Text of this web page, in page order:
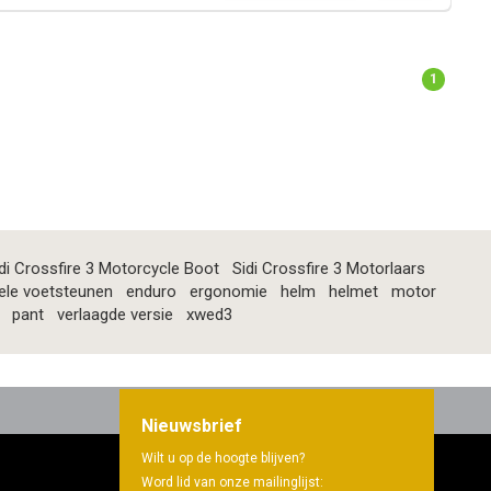
1
Crossfire 3 Motorcycle Boot
Sidi Crossfire 3 Motorlaars
voetsteunen enduro ergonomie helm helmet
motor
pant verlaagde versie xwed3
Nieuwsbrief
Wilt u op de hoogte blijven?
Word lid van onze mailinglijst: